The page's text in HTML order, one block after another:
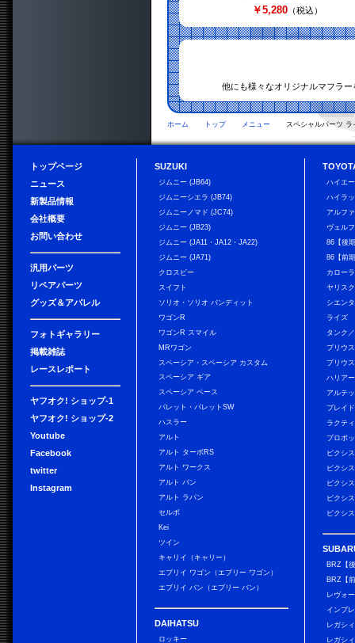
￥5,280 （税込）
他にも様々なオリジナルマフラ
ホーム トップ メニュー スペシャルパーツ ラ
トップページ
ニュース
新製品情報
会社概要
お問い合わせ
汎用パーツ
リペアパーツ
グッズ＆アパレル
フォトギャラリー
掲載雑誌
レースレポート
ヤフオク! ショップ-1
ヤフオク! ショップ-2
Youtube
Facebook
twitter
Instagram
SUZUKI
ジムニー (JB64)
ジムニーシエラ (JB74)
ジムニーノマド (JC74)
ジムニー (JB23)
ジムニー (JA11・JA12・JA22)
ジムニー (JA71)
クロスビー
スイフト
ソリオ・ソリオ バンディット
ワゴンR
ワゴンR スマイル
MRワゴン
スペーシア・スペーシア カスタム
スペーシア ギア
スペーシア ベース
パレット・パレットSW
ハスラー
アルト
アルト ターボRS
アルト ワークス
アルト バン
アルト ラパン
セルボ
Kei
ツイン
キャリイ（キャリー）
エブリイ ワゴン（エブリー ワゴン）
エブリイ バン（エブリー バン）
DAIHATSU
ロッキー
ハイエ
ハイラ
アルフ
ヴェル
86【後
86【前
カロー
ヤリス
シエンタ
ライズ
タンク
プリウス
プリウ
ハリアー
アルテ
ブレイド
ラクテ
プロボ
ピクシ
ピクシ
ピクシ
ピクシ
ピクシ
BRZ【
BRZ【
レヴォ
インプ
レガシ
レガシ